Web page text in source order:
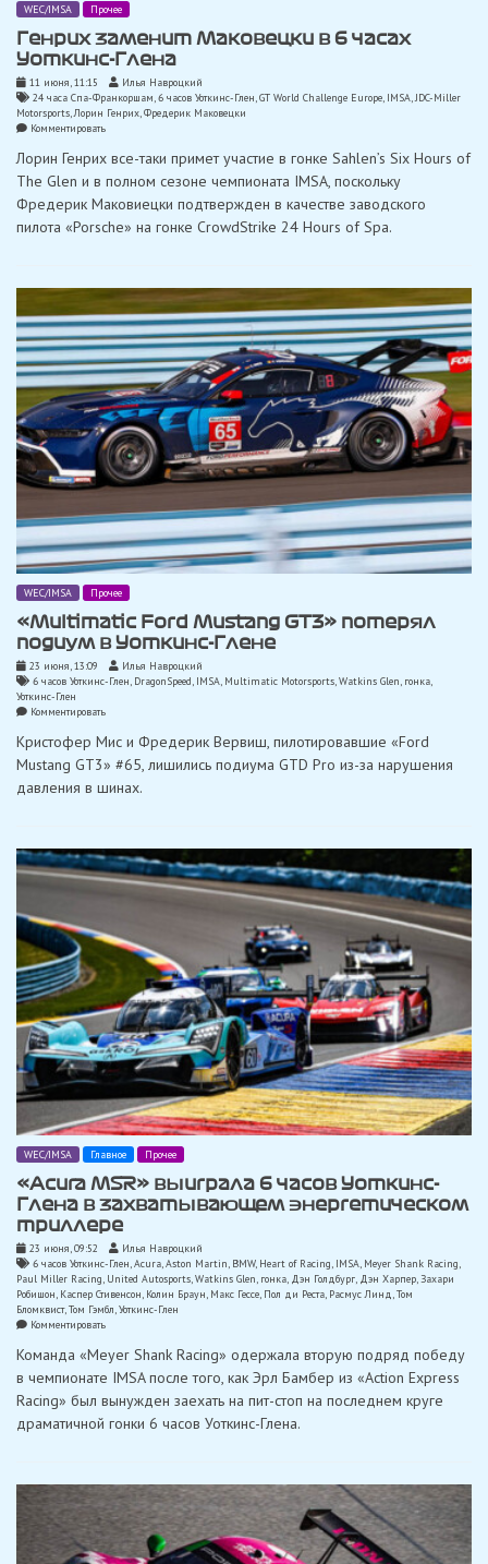
WEC/IMSA Прочее
Генрих заменит Маковецки в 6 часах
Уоткинс-Глена
11 июня, 11:15
Илья Навроцкий
24 часа Спа-Франкоршам,6 часов Уоткинс-Глен,GT World Challenge Europe, IMSA,JDC-Miller
Motorsports,Лорин Генрих,Фредерик Маковецки
Комментироватьon
заменит
в
6
часах
Уоткинс-
Лорин Генрих все-таки примет участие в гонке Sahlen’s Six Hours of
The Glen и в полном сезоне чемпионата IMSA, поскольку
Фредерик Маковиецки подтвержден в качестве заводского
пилота «Porsche» на гонке CrowdStrike 24 Hours of Spa.
WEC/IMSA Прочее
«Multimatic Ford Mustang GT3» потерял
подиум в Уоткинс-Глене
23 июня, 13:09
Илья Навроцкий
6 часов Уоткинс-Глен, DragonSpeed, IMSA, Multimatic Motorsports,Watkins Glen, гонка
Уоткинс-Глен
Комментироватьon
Ford
Mustang
GT3»
потерял
Глене
Кристофер Мис и Фредерик Вервиш, пилотировавшие «Ford
Mustang GT3» #65, лишились подиума GTD Pro из-за нарушения
давления в шинах.
WEC/IMSA Главное Прочее
«Acura MSR» выиграла 6 часов Уоткинс-
Глена в захватывающем энергетическом
триллере
23 июня, 09:52
Илья Навроцкий
6 часов Уоткинс-Глен,Acura,Aston Martin, BMW, Heart of Racing, IMSA, Meyer Shank Racing
Paul Miller Racing, United Autosports,Watkins Glen, гонка, Дэн Голдбург, Дэн Харпер,Захари
Робишон, Каспер Стивенсон, Колин Браун, Макс Гессе, Пол ди Реста, Расмус Линд,Том
Бломквист,Том Гэмбл,Уоткинс-Глен
Комментироватьon
MSR»
выиграла
6
часов
Глена
триллере
Команда «Meyer Shank Racing» одержала вторую подряд победу
в чемпионате IMSA после того, как Эрл Бамбер из «Action Express
Racing» был вынужден заехать на пит-стоп на последнем круге
драматичной гонки 6 часов Уоткинс-Глена.